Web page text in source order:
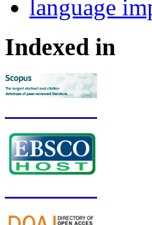
language
Indexed in